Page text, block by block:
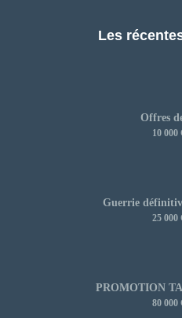
Les
Offres
10 000
Guerrie
25 000
PROMOTION
80 000